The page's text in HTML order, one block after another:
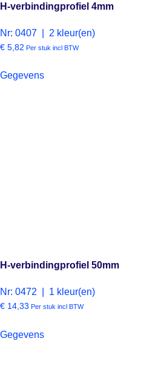
H-verbindingprofiel 4mm
Nr: 0407 | 2 kleur(en)
€ 5,82 Per stuk incl BTW
Gegevens
H-verbindingprofiel 50mm
Nr: 0472 | 1 kleur(en)
€ 14,33 Per stuk incl BTW
Gegevens